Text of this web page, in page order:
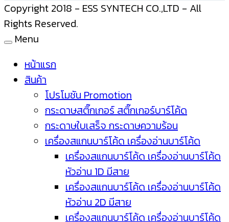
Copyright 2018 - ESS SYNTECH CO.,LTD - All
Rights Reserved.
Menu
หน้าแรก
สินค้า
โปรโมชัน Promotion
กระดาษสติ๊กเกอร์ สติ๊กเกอร์บาร์โค้ด
กระดาษใบเสร็จ กระดาษความร้อน
เครื่องสแกนบาร์โค้ด เครื่องอ่านบาร์โค้ด
เครื่องสแกนบาร์โค้ด เครื่องอ่านบาร์โค้ด
หัวอ่าน 1D มีสาย
เครื่องสแกนบาร์โค้ด เครื่องอ่านบาร์โค้ด
หัวอ่าน 2D มีสาย
เครื่องสแกนบาร์โค้ด เครื่องอ่านบาร์โค้ด